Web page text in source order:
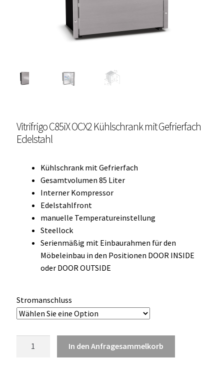
Einbau Kühlmöbel, externer Kompressor, Front:
schwarz, lichtgrau
Kühl- Gefrierkombinationen
Weinkühlschränke
Kühlkassetten
Kühl-/ Gefrierboxen tragbar
OCX 2 Serie
Geräte Optionen
Wissenswertes
Konfigurator
Vitrifrigo C85iX OCX2 Kühlschrank mit Gefrierfach
Edelstahl
Kühlschrank mit Gefrierfach
Gesamtvolumen 85 Liter
Interner Kompressor
Edelstahlfront
manuelle Temperatureinstellung
Steellock
Serienmäßig mit Einbaurahmen für den
Möbeleinbau in den Positionen DOOR INSIDE
oder DOOR OUTSIDE
Stromanschluss
In den Anfragesammelkorb